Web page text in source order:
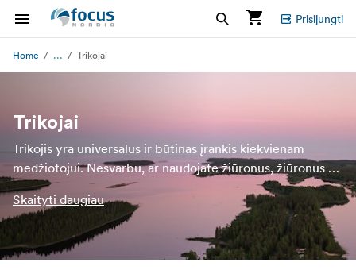
Prisijungti
Home ... Trikojai
Trikojai
Trikojis yra universalus ir būtinas įrankis kiekvienam
medžiotojui. Nesvarbu, ar naudojate žiūronus, žiūronus ar
fotoaparatus, trikojis gali padėti stabilizuoti įrangą, kad
vaizdas būtų aiškus ir stabilus.
Skaityti daugiau